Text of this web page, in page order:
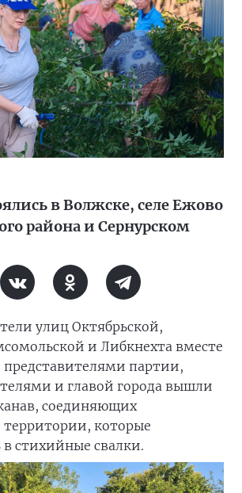
в Волжске, селе Ежово
района и Сернурском
улиц Октябрьской,
и Либкнехта вместе
представителями партии,
и главой города вышли
соединяющих
территории, которые
стихийные свалки.